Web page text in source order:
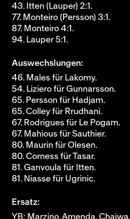
43. Itten (Lauper) 2:1.
77. Monteiro (Persson) 3:1.
87. Monteiro 4:1.
94. Lauper 5:1.
Auswechslungen:
46. Males für Lakomy.
54. Liziero für Gunnarsson.
65. Persson für Hadjam.
65. Colley für Rrudhani.
67. Rodrigues für Le Pogam.
67. Mahious für Sauthier.
80. Maurin für Olesen.
80. Corness für Tasar.
81. Ganvoula für Itten.
81. Niasse für Ugrinic.
Ersatz:
YB: Marzino, Amenda,